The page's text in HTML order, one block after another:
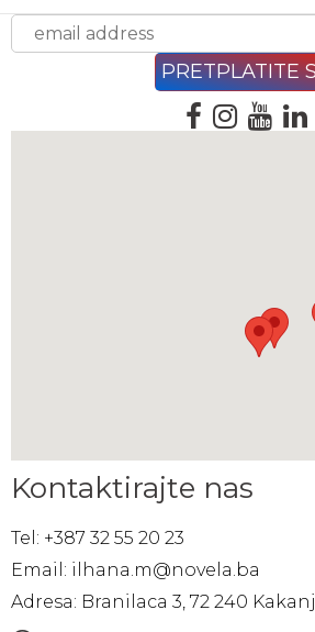
Kontaktirajte nas
Tel: +387 32 55 20 23
Email: ilhana.m@novela.ba
Adresa: Branilaca 3, 72 240 Kakanj